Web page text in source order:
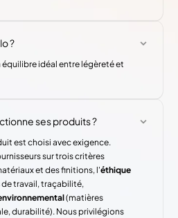
?
équilibre idéal entre légèreté et
ses produits ?
est choisi avec exigence.
sur trois critères
et des finitions, l'éthique
travail, traçabilité,
(matières
durabilité). Nous privilégions